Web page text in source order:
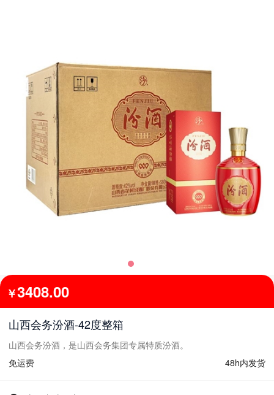
￥3408.00
山西会务汾酒-42度整箱
山西会务汾酒，是山西会务集团专属特质汾酒。
免运费
48h内发货